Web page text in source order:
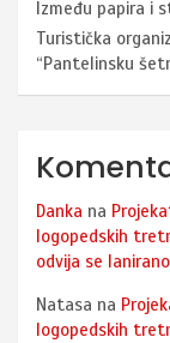
Između papira i
Turistička
“Pantelinsku
Danka na
logopedskih
odvija se
Natasa na
logopedskih